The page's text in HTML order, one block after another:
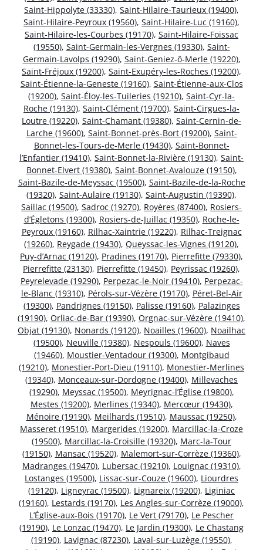
Saint-Hippolyte (33330), Saint-Hilaire-Taurieux (19400),
Saint-Hilaire-Peyroux (19560), Saint-Hilaire-Luc (19160),
Saint-Hilaire-les-Courbes (19170), Saint-Hilaire-Foissac
(19550), Saint-Germain-les-Vergnes (19330), Saint-
Germain-Lavolps (19290), Saint-Geniez-ô-Merle (19220),
Saint-Fréjoux (19200), Saint-Exupéry-les-Roches (19200),
Saint-Étienne-la-Geneste (19160), Saint-Étienne-aux-Clos
(19200), Saint-Éloy-les-Tuileries (19210), Saint-Cyr-la-
Roche (19130), Saint-Clément (19700), Saint-Cirgues-la-
Loutre (19220), Saint-Chamant (19380), Saint-Cernin-de-
Larche (19600), Saint-Bonnet-près-Bort (19200), Saint-
Bonnet-les-Tours-de-Merle (19430), Saint-Bonnet-
l’Enfantier (19410), Saint-Bonnet-la-Rivière (19130), Saint-
Bonnet-Elvert (19380), Saint-Bonnet-Avalouze (19150),
Saint-Bazile-de-Meyssac (19500), Saint-Bazile-de-la-Roche
(19320), Saint-Aulaire (19130), Saint-Augustin (19390),
Saillac (19500), Sadroc (19270), Royères (87400), Rosiers-
d’Égletons (19300), Rosiers-de-Juillac (19350), Roche-le-
Peyroux (19160), Rilhac-Xaintrie (19220), Rilhac-Treignac
(19260), Reygade (19430), Queyssac-les-Vignes (19120),
Puy-d’Arnac (19120), Pradines (19170), Pierrefitte (79330),
Pierrefitte (23130), Pierrefitte (19450), Peyrissac (19260),
Peyrelevade (19290), Perpezac-le-Noir (19410), Perpezac-
le-Blanc (19310), Pérols-sur-Vézère (19170), Péret-Bel-Air
(19300), Pandrignes (19150), Palisse (19160), Palazinges
(19190), Orliac-de-Bar (19390), Orgnac-sur-Vézère (19410),
Objat (19130), Nonards (19120), Noailles (19600), Noailhac
(19500), Neuville (19380), Nespouls (19600), Naves
(19460), Moustier-Ventadour (19300), Montgibaud
(19210), Monestier-Port-Dieu (19110), Monestier-Merlines
(19340), Monceaux-sur-Dordogne (19400), Millevaches
(19290), Meyssac (19500), Meyrignac-l’Église (19800),
Mestes (19200), Merlines (19340), Mercœur (19430),
Ménoire (19190), Meilhards (19510), Maussac (19250),
Masseret (19510), Margerides (19200), Marcillac-la-Croze
(19500), Marcillac-la-Croisille (19320), Marc-la-Tour
(19150), Mansac (19520), Malemort-sur-Corrèze (19360),
Madranges (19470), Lubersac (19210), Louignac (19310),
Lostanges (19500), Lissac-sur-Couze (19600), Liourdres
(19120), Ligneyrac (19500), Lignareix (19200), Liginiac
(19160), Lestards (19170), Les Angles-sur-Corrèze (19000),
L’Église-aux-Bois (19170), Le Vert (79170), Le Pescher
(19190), Le Lonzac (19470), Le Jardin (19300), Le Chastang
(19190), Lavignac (87230), Laval-sur-Luzège (19550),